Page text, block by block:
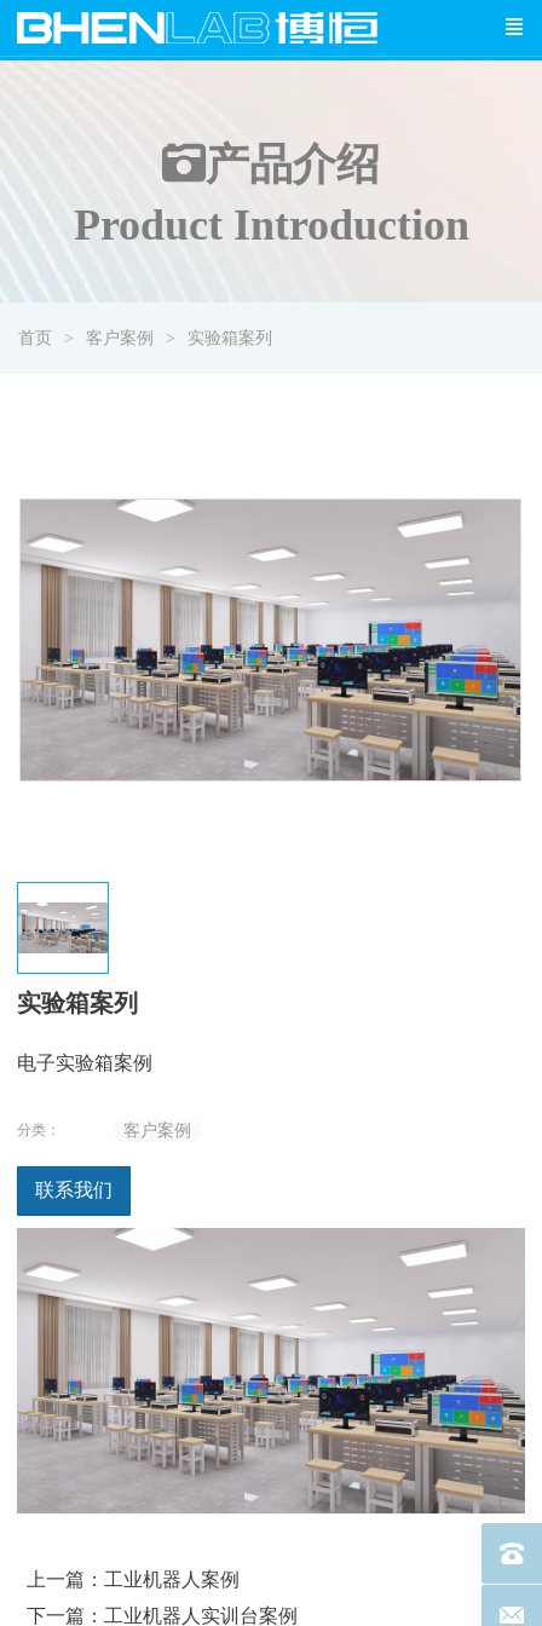
产品介绍
Product Introduction
首页 客户案例 实验箱案列
实验箱案列
电子实验箱案例
分类： 客户案例
联系我们
上一篇：工业机器人案例
下一篇：工业机器人实训台案例
电话
联系